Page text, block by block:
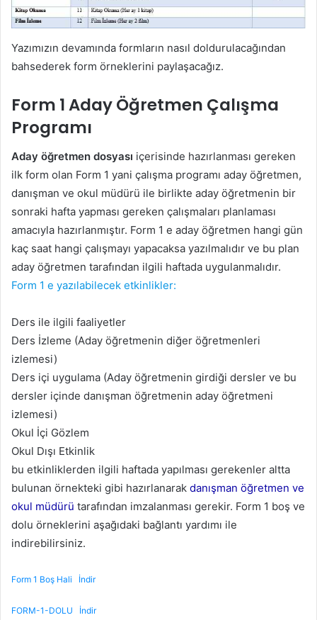
Yazımızın devamında formların nasıl doldurulacağından
bahsederek form örneklerini paylaşacağız.
Form 1 Aday Öğretmen Çalışma
Programı
Aday öğretmen dosyası içerisinde hazırlanması gereken
ilk form olan Form 1 yani çalışma programı aday öğretmen,
danışman ve okul müdürü ile birlikte aday öğretmenin bir
sonraki hafta yapması gereken çalışmaları planlaması
amacıyla hazırlanmıştır. Form 1 e aday öğretmen hangi gün
kaç saat hangi çalışmayı yapacaksa yazılmalıdır ve bu plan
aday öğretmen tarafından ilgili haftada uygulanmalıdır.
Form 1 e yazılabilecek etkinlikler:
Ders ile ilgili faaliyetler
Ders İzleme (Aday öğretmenin diğer öğretmenleri
izlemesi)
Ders içi uygulama (Aday öğretmenin girdiği dersler ve bu
dersler içinde danışman öğretmenin aday öğretmeni
izlemesi)
Okul İçi Gözlem
Okul Dışı Etkinlik
bu etkinliklerden ilgili haftada yapılması gerekenler altta
bulunan örnekteki gibi hazırlanarak danışman öğretmen ve
okul müdürü tarafından imzalanması gerekir. Form 1 boş ve
dolu örneklerini aşağıdaki bağlantı yardımı ile
indirebilirsiniz.
Form 1 Boş Hali İndir
FORM-1-DOLU İndir